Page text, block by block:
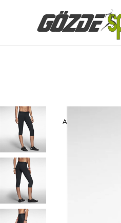
Anasayfa